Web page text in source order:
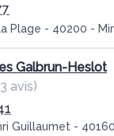
Plage - 40200 -
Galbrun-Heslot
avis)
Guillaumet -